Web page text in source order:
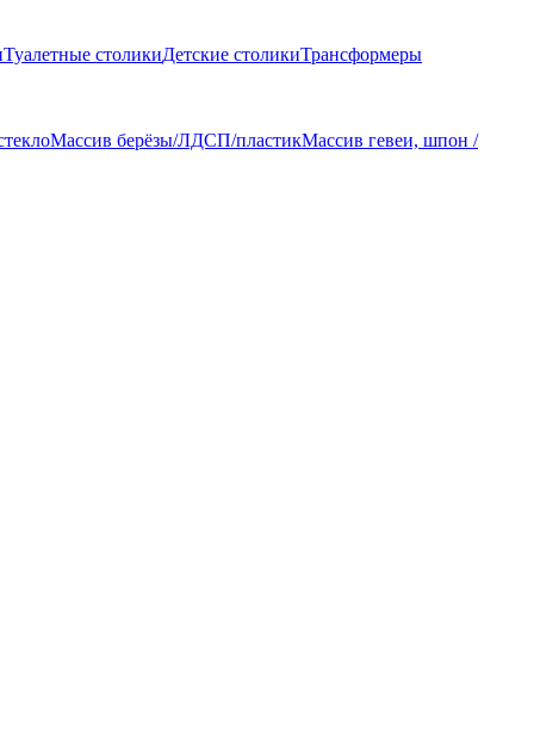
Туалетные столикиДетские столикиТрансформеры
Массив берёзы/ЛДСП/пластикМассив гевеи, шпон /